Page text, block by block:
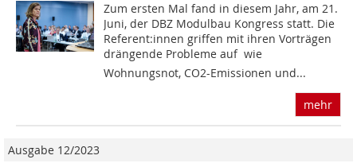
Zum ersten Mal fand in diesem Jahr, am 21.
Juni, der DBZ Modulbau Kongress statt. Die
Re­ferent:innen griffen mit ihren Vorträgen
drängende Probleme auf  wie
Wohnungsnot, CO2-Emissionen und...
mehr
Ausgabe 12/2023